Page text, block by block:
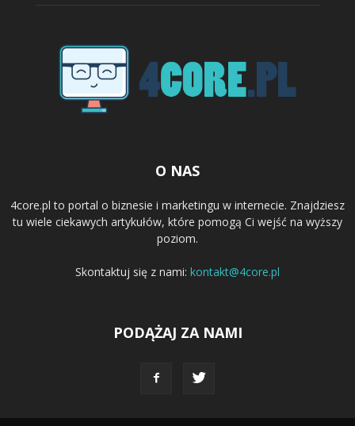
O NAS
4core.pl to portal o biznesie i marketingu w internecie. Znajdziesz
tu wiele ciekawych artykułów, które pomogą Ci wejść na wyższy
poziom.
Skontaktuj się z nami: kontakt@4core.pl
PODĄŻAJ ZA NAMI